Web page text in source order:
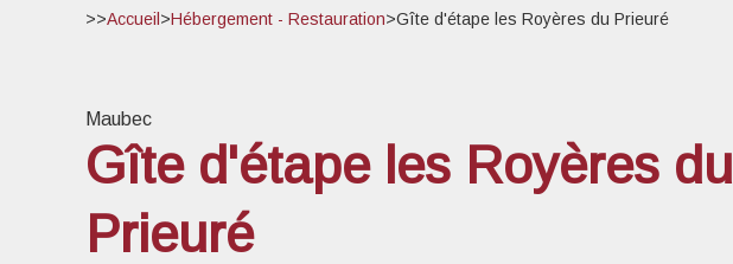
>>Accueil >Hébergement - Restauration>Gîte d'étape les Royères du Prieuré
Maubec
Gîte d'étape les Royères du
Prieuré